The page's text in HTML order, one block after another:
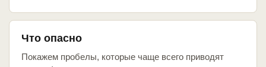
Что опасно
Покажем пробелы, которые чаще всего приводят